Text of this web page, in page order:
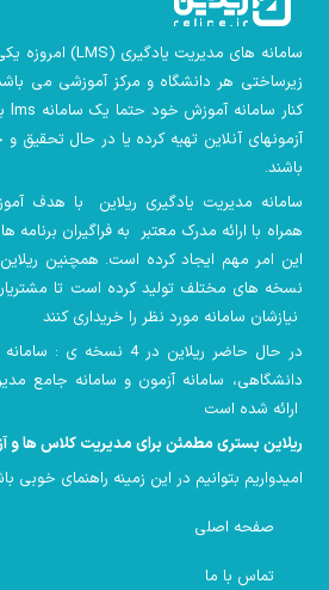
سامانه های مدیریت یادگیری (LMS) امروزه
زیرساختی هر دانشگاه و مرکز آموزشی می
کنار سامانه آموزش خود حتما یک سامانه lms
آزمونهای آنلاین تهیه کرده یا در حال
باشند.
سامانه مدیریت یادگیری ریلاین با هدف
همراه با ارائه مدرک معتبر به فراگیران برنامه
این امر مهم ایجاد کرده است. همچنین
نسخه های مختلف تولید کرده است تا مشتریان
در حال حاضر ریلاین در 4
دانشگاهی، سامانه آزمون و سامانه جامع
ریلاین بستری مطمئن برای مدیریت کلاس ها و
امیدواریم بتوانیم در این زمینه راهنمای خوبی
صفحه اصلی
تماس با ما